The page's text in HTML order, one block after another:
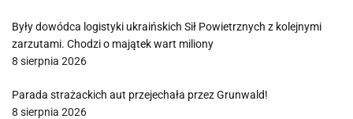
Były dowódca logistyki ukraińskich Sił Powietrznych z kolejnymi
zarzutami. Chodzi o majątek wart miliony
8 sierpnia 2026
Parada strażackich aut przejechała przez Grunwald!
8 sierpnia 2026